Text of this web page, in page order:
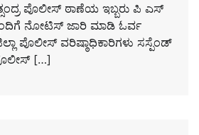
ಪೊಲೀಸ್ ಠಾಣೆಯ ಇಬ್ಬರು ಪಿ ಎಸ್
ನೋಟಿಸ್ ಜಾರಿ ಮಾಡಿ ಓರ್ವ
ಪೊಲೀಸ್ ವರಿಷ್ಠಾಧಿಕಾರಿಗಳು ಸಸ್ಪೆಂಡ್
ಪೊಲೀಸ್ […]